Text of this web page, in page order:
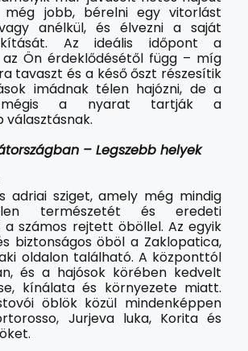
jobb, bérelni egy vitorlást
anélkül, és élvezni a saját
Az ideális időpont a
az Ön érdeklődésétől függ – míg
tavaszt és a késő őszt részesítik
imádnak télen hajózni, de a
mégis a nyarat tartják a
választásnak.
– Legszebb helyek
adriai sziget, amely még mindig
természetét és eredeti
a számos rejtett öböllel. Az egyik
biztonságos öböl a Zaklopatica,
oldalon található. A központtól
és a hajósok körében kedvelt
kínálata és környezete miatt.
öblök közül mindenképpen
Jurjeva luka, Korita és